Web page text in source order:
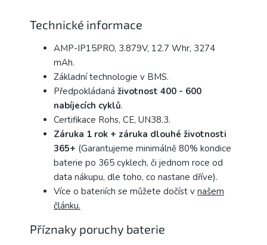
Technické informace
AMP-IP15PRO, 3.879V, 12.7 Whr, 3274
mAh.
Základní technologie v BMS.
Předpokládaná životnost 400 - 600
nabíjecích cyklů.
Certifikace Rohs, CE, UN38.3.
Záruka 1 rok + záruka dlouhé životnosti
365+ (Garantujeme minimálně 80% kondice
baterie po 365 cyklech, či jednom roce od
data nákupu, dle toho, co nastane dříve).
Více o bateriích se můžete dočíst v našem
článku.
Příznaky poruchy baterie